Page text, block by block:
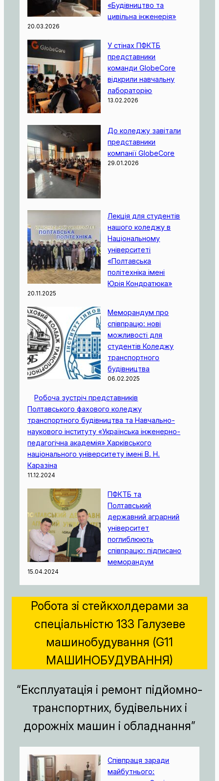
«Будівництво та
цивільна інженерія»
20.03.2026
У стінах ПФКТБ
представники
команди GlobeCore
відкрили навчальну
лабораторію
13.02.2026
До коледжу завітали
представники
компанії GlobeCore
29.01.2026
Лекція для студентів
нашого коледжу в
Національному
університеті
«Полтавська
політехніка імені
Юрія Кондратюка»
20.11.2025
Меморандум про
співпрацю: нові
можливості для
студентів Коледжу
транспортного
будівництва
06.02.2025
Робоча зустріч представників
Полтавського фахового коледжу
транспортного будівництва та Навчально-
наукового інституту «Українська інженерно-
педагогічна академія» Харківського
національного університету імені В. Н.
Каразіна
11.12.2024
ПФКТБ та
Полтавський
державний аграрний
університет
поглиблюють
співпрацю: підписано
меморандум
15.04.2024
Робота зі стейкхолдерами за
спеціальністю 133 Галузеве
машинобудування (G11
МАШИНОБУДУВАННЯ)
“Експлуатація і ремонт підйомно-
транспортних, будівельних і
дорожніх машин і обладнання”
Співпраця заради
майбутнього: